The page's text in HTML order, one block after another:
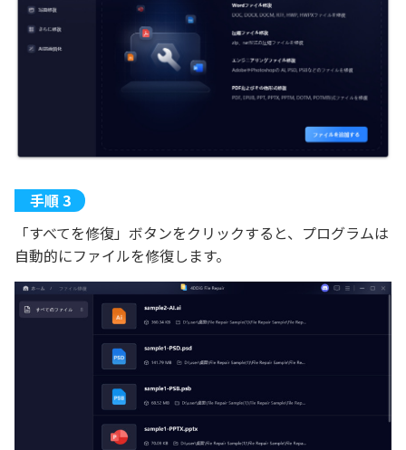
「すべてを修復」ボタンをクリックすると、プログラムは
自動的にファイルを修復します。